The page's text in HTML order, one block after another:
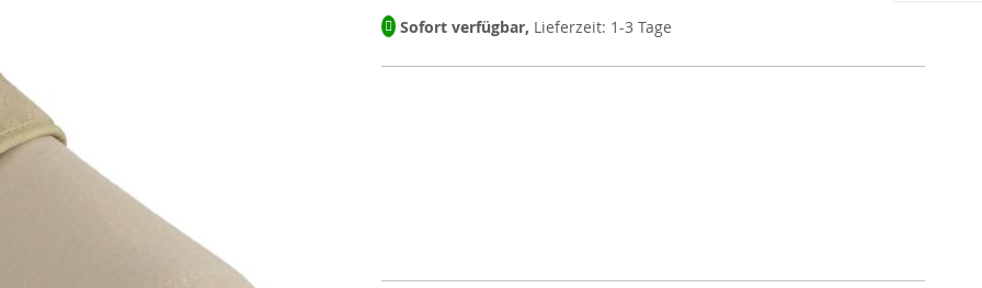
Sofort verfügbar, Lieferzeit: 1-3 Tage